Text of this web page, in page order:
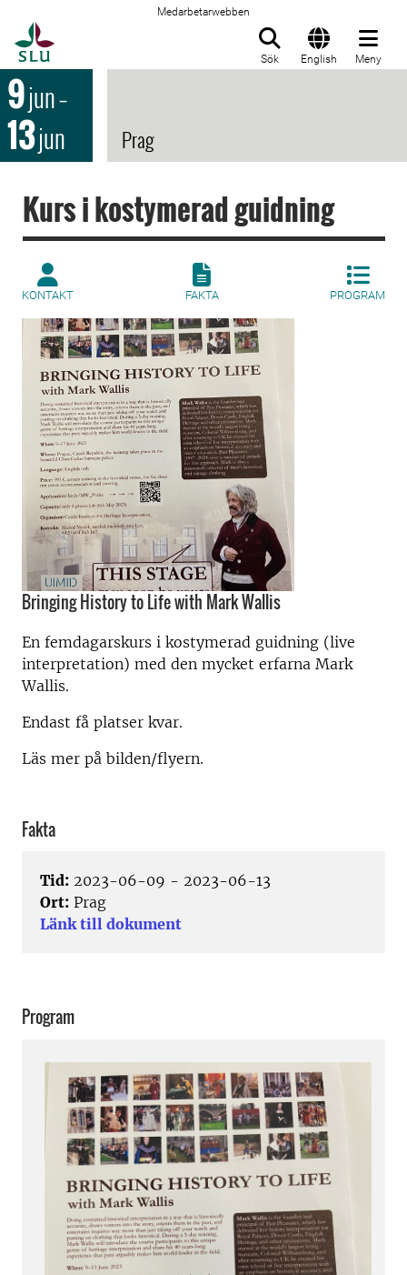
Medarbetarwebben
Sök English Meny
9jun–
13jun Prag
Kurs i kostymerad guidning
KONTAKT FAKTA PROGRAM
Bringing History to Life with Mark Wallis
En femdagarskurs i kostymerad guidning (live
interpretation) med den mycket erfarna Mark
Wallis.
Endast få platser kvar.
Läs mer på bilden/flyern.
Fakta
Tid: 2023-06-09 - 2023-06-13
Ort: Prag
Länk till dokument
Program